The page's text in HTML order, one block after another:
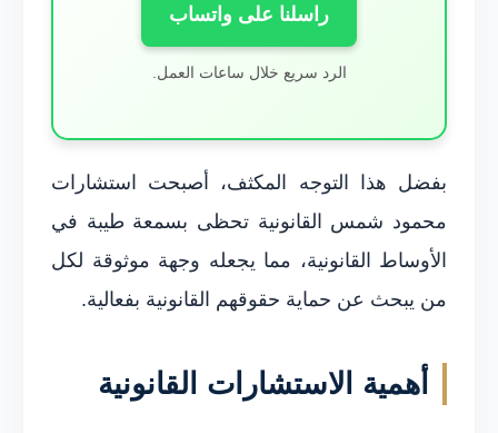
راسلنا على واتساب
الرد سريع خلال ساعات العمل.
بفضل هذا التوجه المكثف، أصبحت استشارات
محمود شمس القانونية تحظى بسمعة طيبة في
الأوساط القانونية، مما يجعله وجهة موثوقة لكل
من يبحث عن حماية حقوقهم القانونية بفعالية.
أهمية الاستشارات القانونية